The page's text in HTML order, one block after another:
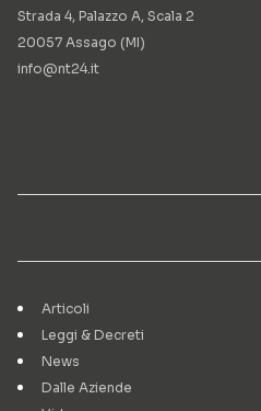
Strada 4, Palazzo A, Scala 2
20057 Assago (MI)
info@nt24.it
Articoli
Leggi & Decreti
News
Dalle Aziende